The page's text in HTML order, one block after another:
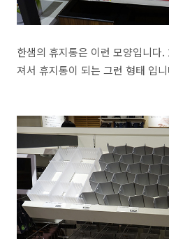
한샘의 휴지통은 이런 모양입니다
져서 휴지통이 되는 그런 형태 입